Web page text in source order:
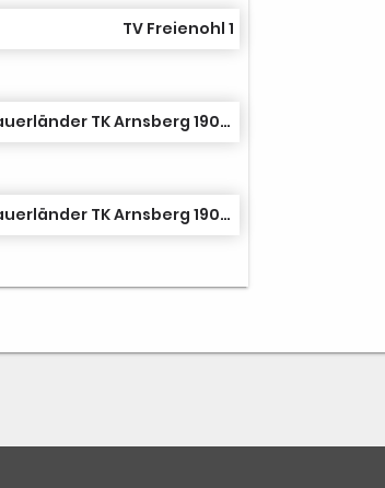
TV Freienohl 1
Sauerländer TK Arnsberg 1907 1
Sauerländer TK Arnsberg 1907 1